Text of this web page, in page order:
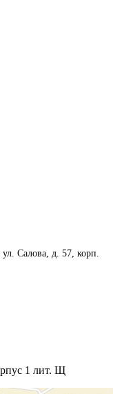
Салова, д. 57, корп.
1 лит. Щ